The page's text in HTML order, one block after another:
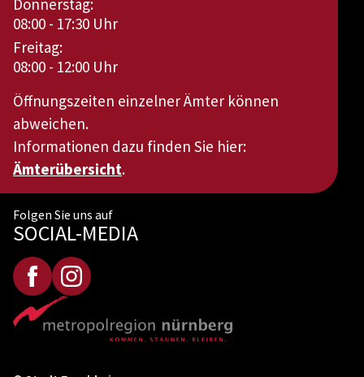
08:00 - 17:30 Uhr
Freitag:
08:00 - 12:00 Uhr
Öffnungszeiten einzelner Ämter können
abweichen.
Informationen dazu finden Sie hier:
Ämterübersicht.
Folgen Sie uns auf
SOCIAL-MEDIA